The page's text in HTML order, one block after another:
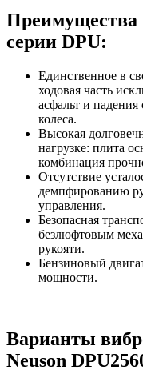
Преимущества
серии DPU:
Единственное в
ходовая часть
асфальт и
колеса.
Высокая
нагрузке: плита
комбинация
Отсутствие
демпфированию
управления.
Безопасная
безлюфтовым
рукояти.
Бензиновый
мощности.
Варианты
Neuson